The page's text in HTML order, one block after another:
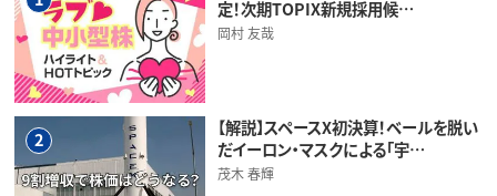
定！次期TOPIX新規採用候…
岡村 友哉
2
【解説】スペースX初決算！ベールを脱い
だイーロン・マスクによる「宇…
茂木 春輝